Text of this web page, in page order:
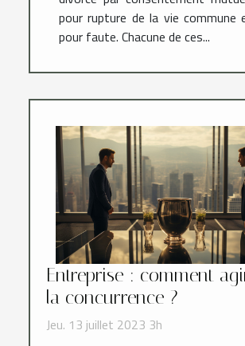
pour rupture de la vie commune
pour faute. Chacune de ces...
Entreprise : comment
la concurrence ?
Jeu. 13 juillet 2023 3h